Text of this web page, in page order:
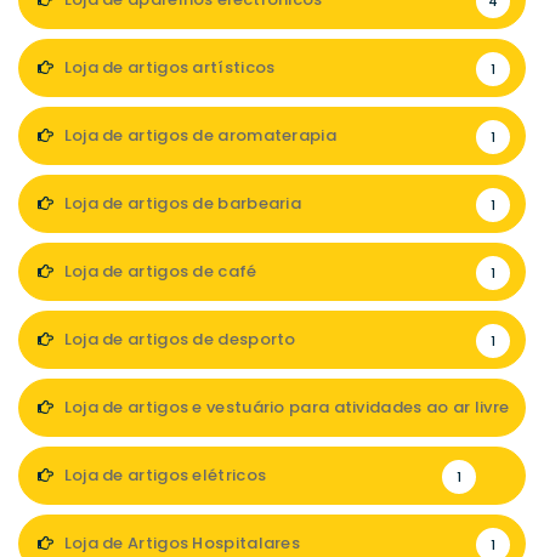
Loja de artigos artísticos 1
Loja de artigos de aromaterapia 1
Loja de artigos de barbearia 1
Loja de artigos de café 1
Loja de artigos de desporto 1
Loja de artigos e vestuário para atividades ao ar livre
Loja de artigos elétricos 1
Loja de Artigos Hospitalares 1